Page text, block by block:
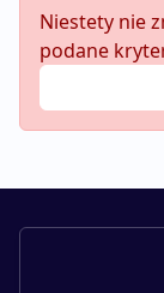
Niestety nie
podane